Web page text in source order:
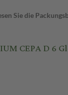
Sie die
CEPA D 6